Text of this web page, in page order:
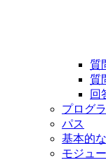
質
質
回
プログ
パス
基本的
モジュ